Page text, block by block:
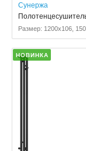
Сунержа
Размер: 1200x106,
НОВИНКА